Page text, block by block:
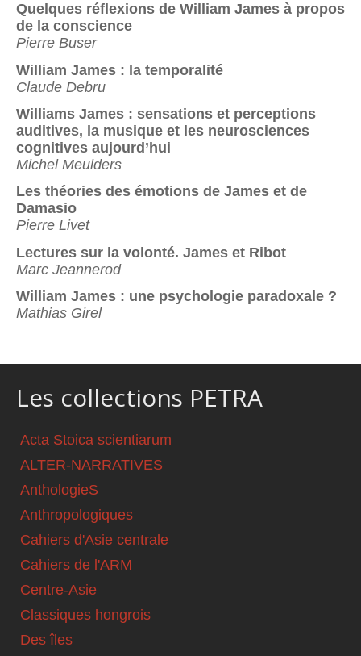
Quelques réflexions de William James à propos
de la conscience
Pierre Buser
William James : la temporalité
Claude Debru
Williams James : sensations et perceptions
auditives, la musique et les neurosciences
cognitives aujourd’hui
Michel Meulders
Les théories des émotions de James et de
Damasio
Pierre Livet
Lectures sur la volonté. James et Ribot
Marc Jeannerod
William James : une psychologie paradoxale ?
Mathias Girel
Les collections PETRA
Acta Stoica scientiarum
ALTER-NARRATIVES
AnthologieS
Anthropologiques
Cahiers d'Asie centrale
Cahiers de l'ARM
Centre-Asie
Classiques hongrois
Des îles